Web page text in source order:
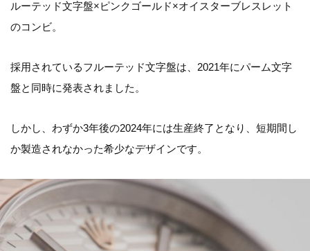
ルーテッド文字盤×ピンクゴールド×オイスターブレスレット
のコンビ。
採用されているフルーテッド文字盤は、2021年にパーム文字
盤と同時に発表されました。
しかし、わずか3年後の2024年には生産終了となり、短期間し
か製造されなかった希少なデザインです。